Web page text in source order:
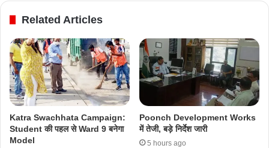
Related Articles
Katra Swachhata Campaign:
Student की पहल से Ward 9 बनेगा
Model
Poonch Development Works
में तेजी, बड़े निर्देश जारी
5 hours ago